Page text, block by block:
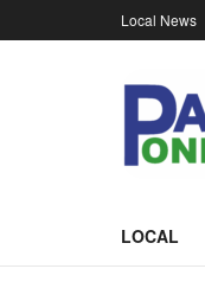
Local News
LOCAL